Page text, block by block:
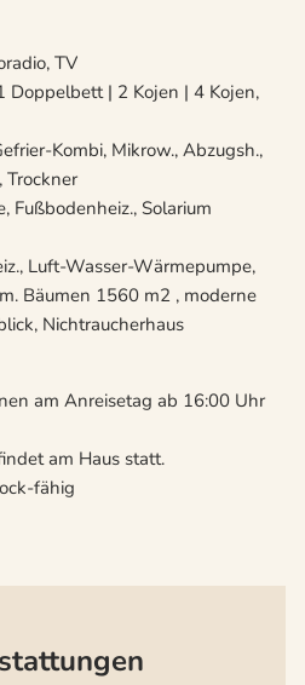
TV
Doppelbett | 2 Kojen | 4 Kojen,
Kombi, Mikrow., Abzugsh.,
Trockner
Fußbodenheiz., Solarium
Luft-Wasser-Wärmepumpe,
Bäumen 1560 m2 , moderne
Nichtraucherhaus
am Anreisetag ab 16:00 Uhr
am Haus statt.
fähig